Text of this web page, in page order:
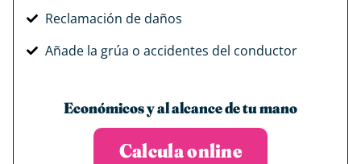
Reclamación de daños
Añade la grúa o accidentes del conductor
Económicos y al alcance de tu mano
Calcula online